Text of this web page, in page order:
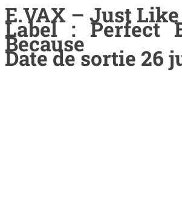
E.VAX – Just
Label : Perfect
Because
Date de sortie 26